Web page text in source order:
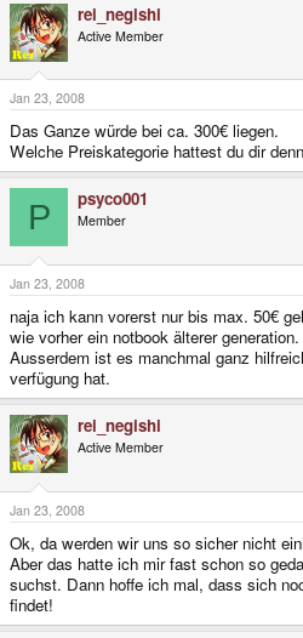
rei_negishi
Active Member
Jan 23, 2008
Das Ganze würde bei ca. 300€ liegen.
Welche Preiskategorie hattest du dir
P psyco001
Member
Jan 23, 2008
naja ich kann vorerst nur bis max. 50€
wie vorher ein notbook älterer generation.
Ausserdem ist es manchmal ganz
verfügung hat.
rei_negishi
Active Member
Jan 23, 2008
Ok, da werden wir uns so sicher nicht
Aber das hatte ich mir fast schon so
suchst. Dann hoffe ich mal, dass sich
findet!